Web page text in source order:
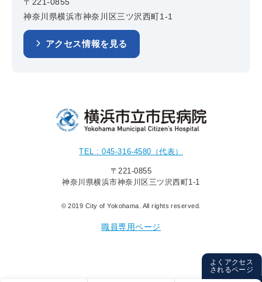
よくアクセス
されるページ
神奈川県横浜市神奈川区三ツ沢西町1-1
アクセス情報を見る
TEL : 045-316-4580（代表）
〒221-0855
神奈川県横浜市神奈川区三ツ沢西町1-1
© 2019 City of Yokohama. All rights reserved.
職員専用ページ